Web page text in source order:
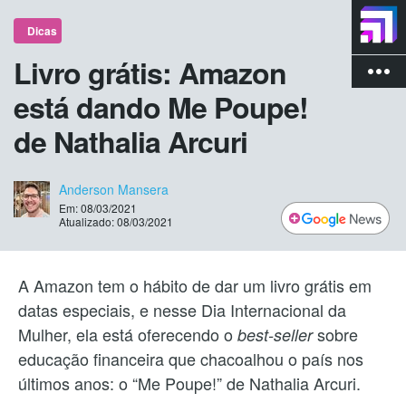
more_vert
Dicas
Livro grátis: Amazon
está dando Me Poupe!
de Nathalia Arcuri
Anderson Mansera
Em: 08/03/2021
Atualizado: 08/03/2021
A Amazon tem o hábito de dar um livro grátis em
datas especiais, e nesse Dia Internacional da
Mulher, ela está oferecendo o best-sellersobre
educação financeira que chacoalhou o país nos
últimos anos: o “Me Poupe!” de Nathalia Arcuri.